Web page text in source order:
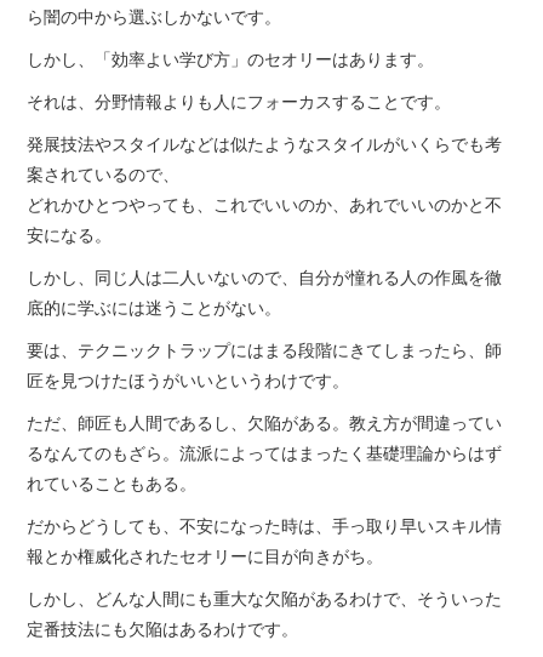
ら闇の中から選ぶしかないです。
しかし、「効率よい学び方」のセオリーはあります。
それは、分野情報よりも人にフォーカスすることです。
発展技法やスタイルなどは似たようなスタイルがいくらでも考
案されているので、
どれかひとつやっても、これでいいのか、あれでいいのかと不
安になる。
しかし、同じ人は二人いないので、自分が憧れる人の作風を徹
底的に学ぶには迷うことがない。
要は、テクニックトラップにはまる段階にきてしまったら、師
匠を見つけたほうがいいというわけです。
ただ、師匠も人間であるし、欠陥がある。教え方が間違ってい
るなんてのもざら。流派によってはまったく基礎理論からはず
れていることもある。
だからどうしても、不安になった時は、手っ取り早いスキル情
報とか権威化されたセオリーに目が向きがち。
しかし、どんな人間にも重大な欠陥があるわけで、そういった
定番技法にも欠陥はあるわけです。